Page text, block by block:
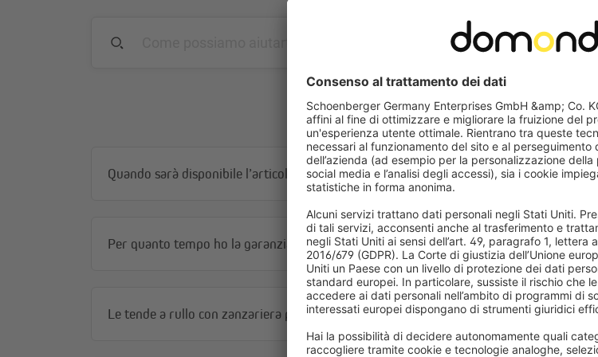
Domande frequenti
Quando sarà disponibile l’articolo?
Per quanto tempo ho la garanzia?
Le tende a rullo con zanzariera possono essere montate senza forare?